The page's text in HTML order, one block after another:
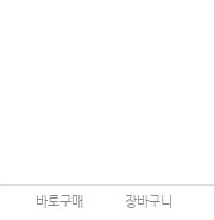
바로구매 장바구니